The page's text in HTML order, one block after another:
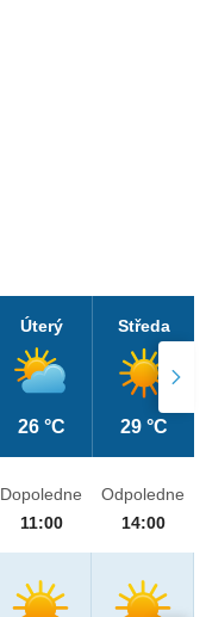
Úterý
26 °C
Středa
29 °C
Dopoledne
11:00
Odpoledne
14:00